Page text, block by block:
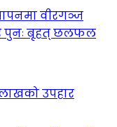
वीरगञ्ज
पुनः बृहत् छलफल
उपहार